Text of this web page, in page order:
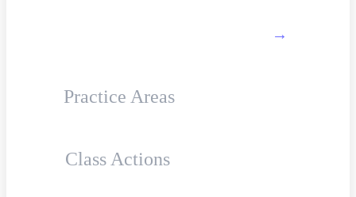
→
Practice Areas
Class Actions